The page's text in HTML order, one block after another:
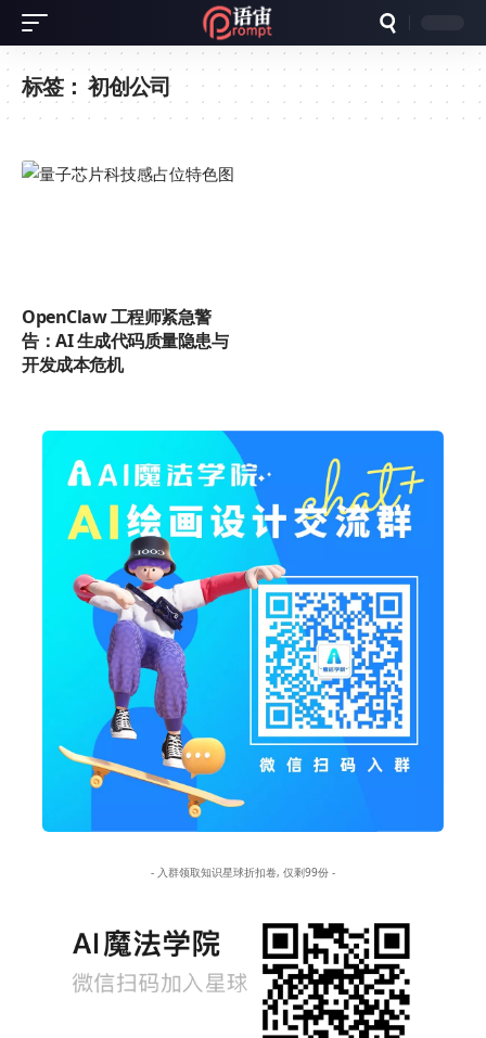
标签： 初创公司
OpenClaw 工程师紧急警
告：AI 生成代码质量隐患与
开发成本危机
- 入群领取知识星球折扣卷, 仅剩99份 -